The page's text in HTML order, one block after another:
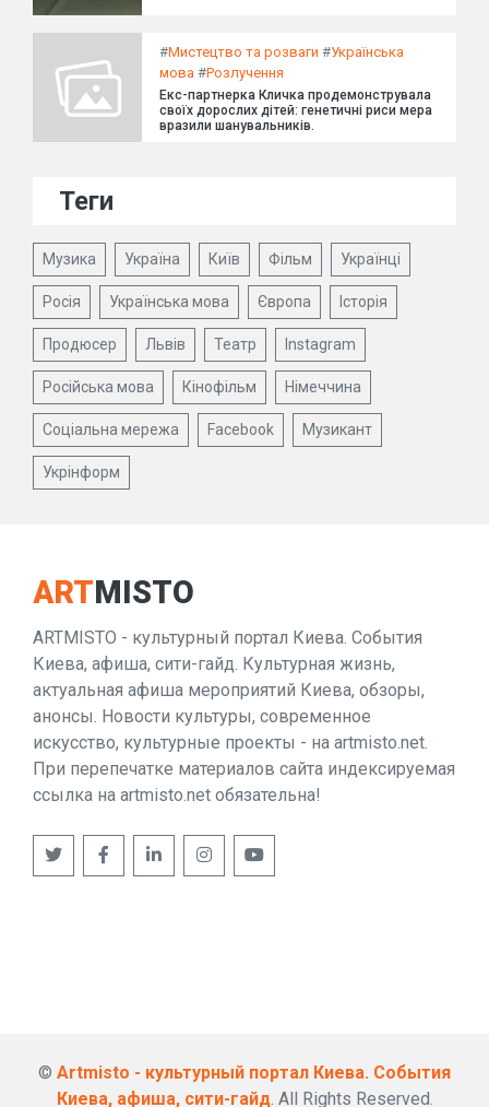
#Мистецтво та розваги #Українська
мова #Розлучення
Екс-партнерка Кличка продемонструвала
своїх дорослих дітей: генетичні риси мера
вразили шанувальників.
Теги
Музика Україна Київ Фільм Українці
Росія Українська мова Європа Історія
Продюсер Львів Театр Instagram
Російська мова Кінофільм Німеччина
Соціальна мережа Facebook Музикант
Укрінформ
ARTMISTO
ARTMISTO - культурный портал Киева. События
Киева, афиша, сити-гайд. Культурная жизнь,
актуальная афиша мероприятий Киева, обзоры,
анонсы. Новости культуры, современное
искусство, культурные проекты - на artmisto.net.
При перепечатке материалов сайта индексируемая
ссылка на artmisto.net обязательна!
© Artmisto - культурный портал Киева. События
Киева, афиша, сити-гайд. All Rights Reserved.